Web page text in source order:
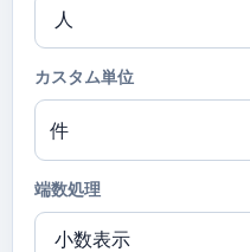
カスタム単位
端数処理